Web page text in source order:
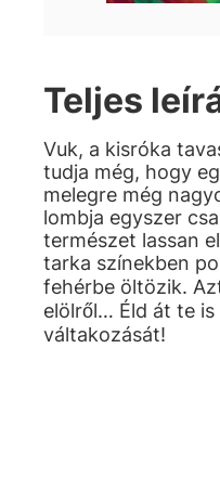
Teljes
Vuk, a kisróka
tudja még, hogy
melegre még
lombja egyszer
természet lassan
tarka színekben
fehérbe öltözik.
elölről… Éld át te
váltakozását!